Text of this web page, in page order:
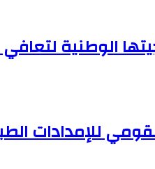
الوطنية
للإمدادات